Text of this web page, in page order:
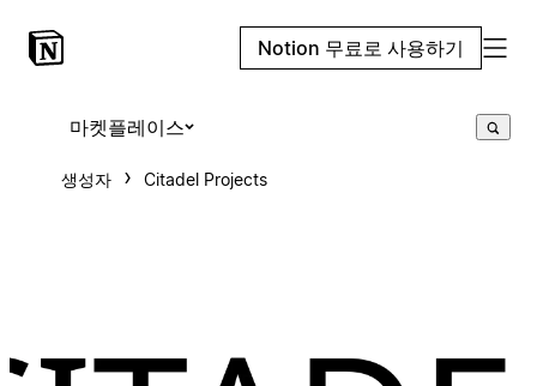
Notion 무료로 사용하기
마켓플레이스
생성자 Citadel Projects